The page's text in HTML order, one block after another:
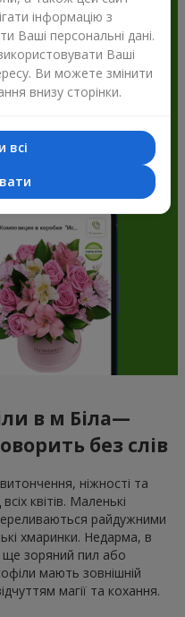
бонуси
в м Біла—
без слів
ніжності та
квітів. Маленькі
райдужними
хмаринки. Недарма, в
ще зоряний пил або
мають зовнішній
магії та кохання.
інформацію з
Ваші персональні дані.
Ваші
Ви можете змінити
внизу сторінки.
всі